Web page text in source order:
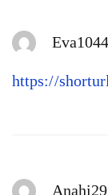
Eva1044
https://